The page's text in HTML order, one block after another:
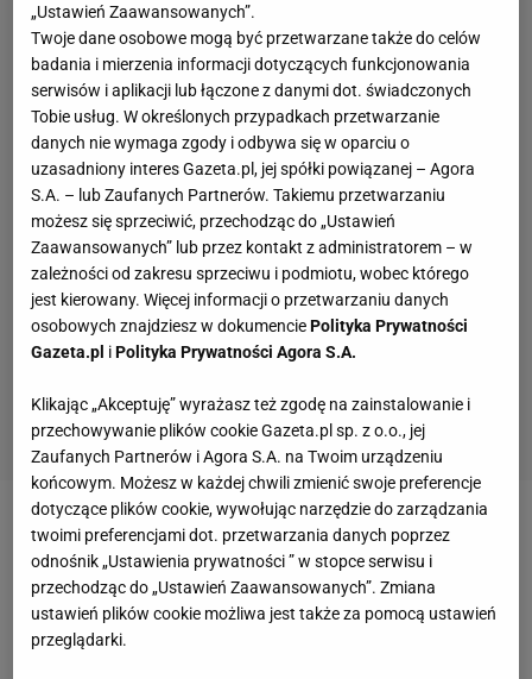
Aktywność fizyczna To szczebel numer jeden. Nie
trzeba chyba wyjaśniać dlaczego. Systematycznie
uprawianie sportu pozwala na zachowanie szczupłej
sylwetki, wzmacnia gorset mięśniowy, poprawia
„Ustawień Zaawansowanych”.
Twoje dane osobowe mogą być przetwarzane także do celów
badania i mierzenia informacji dotyczących funkcjonowania
serwisów i aplikacji lub łączone z danymi dot. świadczonych
Tobie usług. W określonych przypadkach przetwarzanie
danych nie wymaga zgody i odbywa się w oparciu o
uzasadniony interes Gazeta.pl, jej spółki powiązanej – Agora
S.A. – lub Zaufanych Partnerów. Takiemu przetwarzaniu
możesz się sprzeciwić, przechodząc do „Ustawień
Zaawansowanych” lub przez kontakt z administratorem – w
zależności od zakresu sprzeciwu i podmiotu, wobec którego
jest kierowany. Więcej informacji o przetwarzaniu danych
osobowych znajdziesz w dokumenciePolityka Prywatności
Gazeta.pl iPolityka Prywatności Agora S.A.
Klikając „Akceptuję” wyrażasz też zgodę na zainstalowanie i
przechowywanie plików cookie Gazeta.pl sp. z o.o., jej
Zaufanych Partnerów i Agora S.A. na Twoim urządzeniu
końcowym. Możesz w każdej chwili zmienić swoje preferencje
dotyczące plików cookie, wywołując narzędzie do zarządzania
twoimi preferencjami dot. przetwarzania danych poprzez
odnośnik „Ustawienia prywatności ” w stopce serwisu i
przechodząc do „Ustawień Zaawansowanych”. Zmiana
ustawień plików cookie możliwa jest także za pomocą ustawień
przeglądarki.